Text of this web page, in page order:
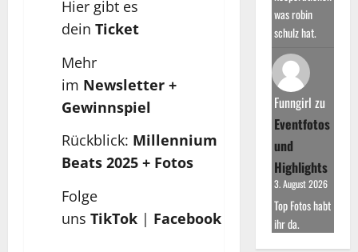
Hier gibt es
dein Ticket
Mehr
im Newsletter +
Gewinnspiel
Rückblick: Millennium
Beats 2025 + Fotos
Folge
uns TikTok | Facebook
was robin
schulz hat.
Funngirl zu
Eventfotos
und
Highlights
3. August 2026
Top Fotos habt
ihr da.